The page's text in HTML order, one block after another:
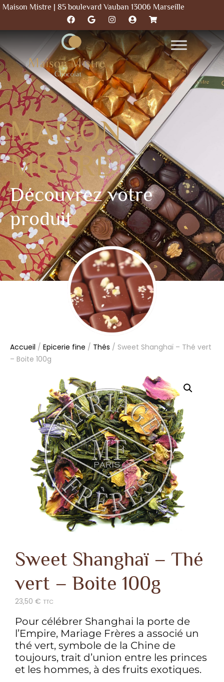
Maison Mistre | 85 boulevard Vauban 13006 Marseille
MAISON
MISTRE
Découvrez votre
produit
Accueil / Epicerie fine / Thés / Sweet Shanghaï – Thé vert
– Boite 100g
Sweet Shanghaï – Thé
vert – Boite 100g
23,50 € TTC
Pour célébrer Shanghai la porte de
l’Empire, Mariage Frères a associé un
thé vert, symbole de la Chine de
toujours, trait d’union entre les princes
et les hommes, à des fruits exotiques.